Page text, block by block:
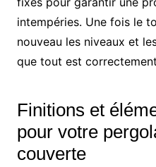
intempéries. Une fois le
nouveau les niveaux et
que tout est
Finitions et
pour votre
couverte